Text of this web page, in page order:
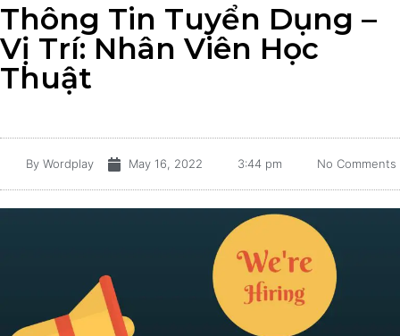
Thông Tin Tuyển Dụng –
Vị Trí: Nhân Viên Học
Thuật
ByWordplay May 16, 2022 3:44 pm No Comments